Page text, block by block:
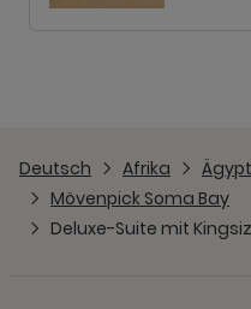
Deutsch Afrika
Mövenpick Soma Bay
Deluxe-Suite mit